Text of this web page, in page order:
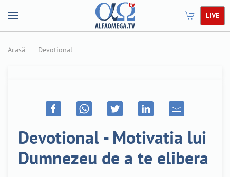
LIVE
Acasă Devotional
Devotional - Motivatia lui
Dumnezeu de a te elibera